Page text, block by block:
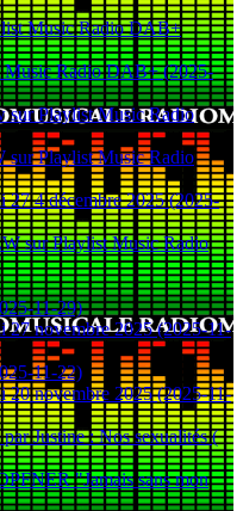
Music Radio DAB+
Music Radio DAB+ (2025-
sur Playlist Music Radio
Playlist Music Radio
27 4 décembre 2025 (2025-
sur Playlist Music Radio
11-29)
27 novembre 2025 (2025-11-
11-22)
20 novembre 2025 (2025-11-
Justine : Nos sexualités (
"Jamais sans mon